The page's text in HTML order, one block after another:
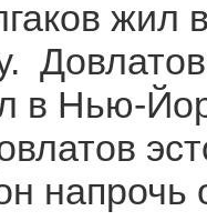
жил
в Нью-
напрочь